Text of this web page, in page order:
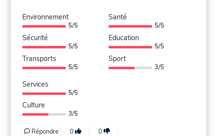
Environnement
5/5
Sécurité
5/5
Transports
5/5
Santé
5/5
Education
5/5
Sport
3/5
Services
5/5
Culture
3/5
Répondre 0 0